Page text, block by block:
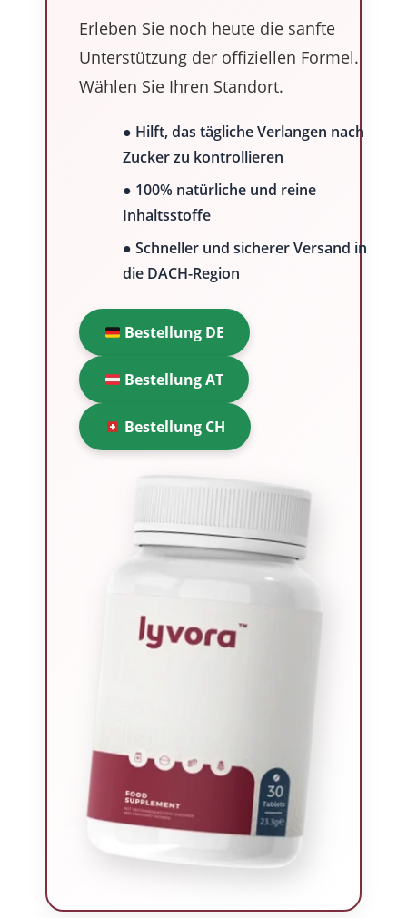
Erleben Sie noch heute die sanfte
Unterstützung der offiziellen Formel.
Wählen Sie Ihren Standort.
● Hilft, das tägliche Verlangen nach
Zucker zu kontrollieren
● 100% natürliche und reine
Inhaltsstoffe
● Schneller und sicherer Versand in
die DACH-Region
Bestellung DE
Bestellung AT
Bestellung CH